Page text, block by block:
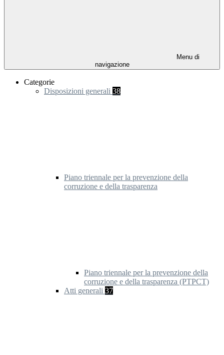
Menu di
navigazione
Categorie
Disposizioni generali 38
Piano triennale per la prevenzione della
corruzione e della trasparenza
Piano triennale per la prevenzione della
corruzione e della trasparenza (PTPCT)
Atti generali 37